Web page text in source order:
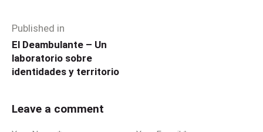
Published in
El Deambulante – Un
laboratorio sobre
identidades y territorio
Leave a comment